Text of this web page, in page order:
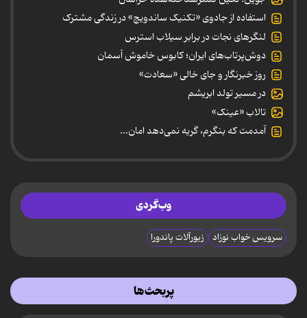
استفاده از جادوی «تکنیک ساندویچ» در زندگی مشترک
لنگرهای نجات در برابر سیلاب استرس
دوش‌پرتاب‌های ایران؛ کابوس خاموش آسمان
روز خبرنگار و جای خالی «سعادت»
در مسیر تولد ابریشم
تالاب «عینک»
آمدمت که بنگرم، گریه نمی‌دهد امان...
وب‌گردی
سرویس خواب نوزاد زیورآلات پاندورا
پربحث‌ها